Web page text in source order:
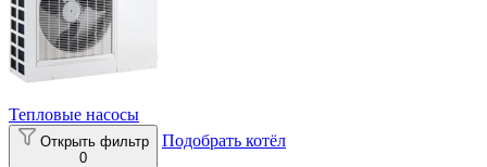
Тепловые насосы
Открыть фильтр
0
Подобрать котёл